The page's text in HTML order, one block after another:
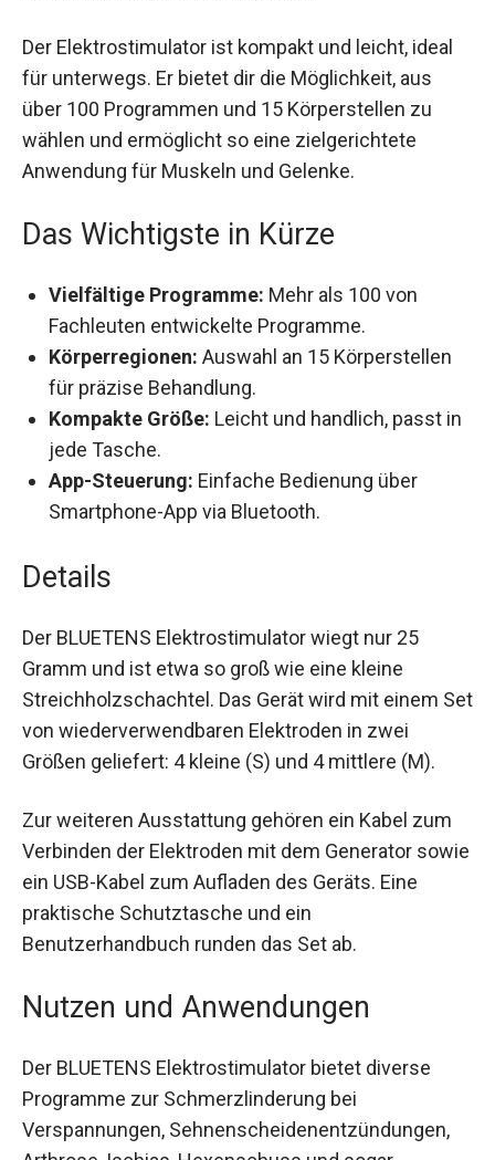
für unterwegs. Er bietet dir die Möglichkeit, aus
über 100 Programmen und 15 Körperstellen zu
wählen und ermöglicht so eine zielgerichtete
Anwendung für Muskeln und Gelenke.
Das Wichtigste in Kürze
Fachleuten entwickelte Programme.
Körperregionen:Auswahl an 15 Körperstellen
für präzise Behandlung.
Kompakte Größe:Leicht und handlich, passt
in jede Tasche.
App-Steuerung:
Smartphone-App via Bluetooth.
Details
Gramm und ist etwa so groß wie eine kleine
Streichholzschachtel. Das Gerät wird mit einem
Set von wiederverwendbaren Elektroden in zwei
Größen geliefert: 4 kleine (S) und 4 mittlere (M).
Verbinden der Elektroden mit dem Generator
sowie ein USB-Kabel zum Aufladen des Geräts.
Eine praktische Schutztasche und ein
Benutzerhandbuch runden das Set ab.
Nutzen und Anwendungen
Programme zur Schmerzlinderung bei
Verspannungen, Sehnenscheidenentzündungen,
Arthrose, Ischias, Hexenschuss und sogar